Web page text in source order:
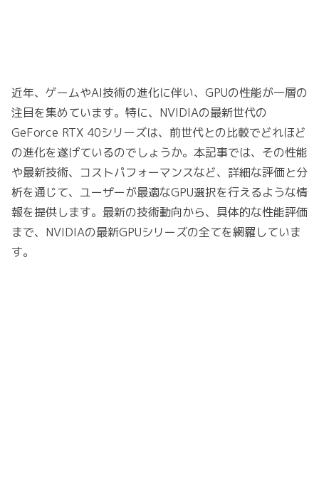
近年、ゲームやAI技術の進化に伴い、GPUの性能が一層の
注目を集めています。特に、NVIDIAの最新世代の
GeForce RTX 40シリーズは、前世代との比較でどれほど
の進化を遂げているのでしょうか。本記事では、その性能
や最新技術、コストパフォーマンスなど、詳細な評価と分
析を通じて、ユーザーが最適なGPU選択を行えるような情
報を提供します。最新の技術動向から、具体的な性能評価
まで、NVIDIAの最新GPUシリーズの全てを網羅していま
す。